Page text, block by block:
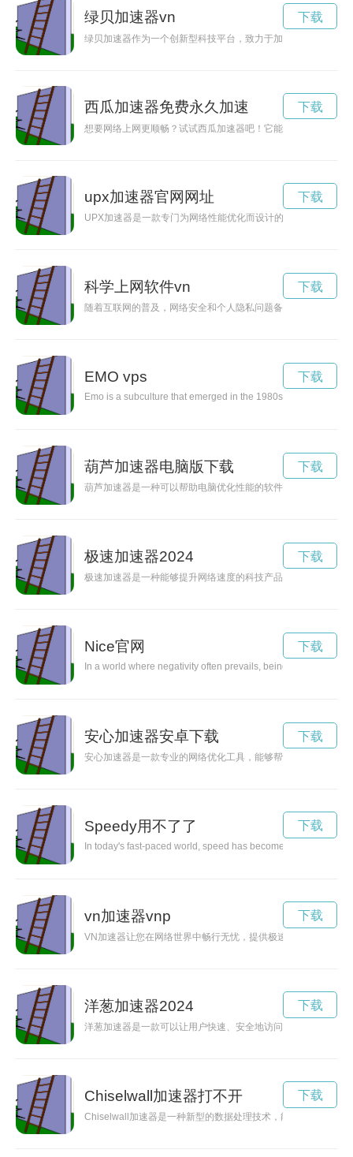
绿贝加速器vn
绿贝加速器作为一个创新型科技平台，致力于加速初创企业的
下载
西瓜加速器免费永久加速
想要网络上网更顺畅？试试西瓜加速器吧！它能帮助你避免网
下载
upx加速器官网网址
UPX加速器是一款专门为网络性能优化而设计的软件，可以帮
下载
科学上网软件vn
随着互联网的普及，网络安全和个人隐私问题备受关注。科学
下载
EMO vps
Emo is a subculture that emerged in the 1980s,
下载
葫芦加速器电脑版下载
葫芦加速器是一种可以帮助电脑优化性能的软件，使用它可以
下载
极速加速器2024
极速加速器是一种能够提升网络速度的科技产品，通过使用这
下载
Nice官网
In a world where negativity often prevails, being nice can
下载
安心加速器安卓下载
安心加速器是一款专业的网络优化工具，能够帮助用户有效提
下载
Speedy用不了了
In today's fast-paced world, speed has become increasingly
下载
vn加速器vnp
VN加速器让您在网络世界中畅行无忧，提供极速加速服务，让
下载
洋葱加速器2024
洋葱加速器是一款可以让用户快速、安全地访问互联网的工具
下载
Chiselwall加速器打不开
Chiselwall加速器是一种新型的数据处理技术，能够大幅提升数
下载